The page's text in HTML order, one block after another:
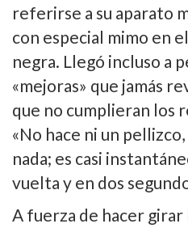
referirse a su aparato
con especial mimo en
negra. Llegó incluso a
«mejoras» que jamás
que no cumplieran los
«No hace ni un
nada; es casi
vuelta y en dos
A fuerza de hacer girar